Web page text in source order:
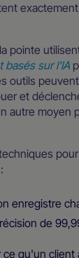
pointe
basés sur l'IA
outils
et
autre moyen
enregistre
de
ce qu'un client